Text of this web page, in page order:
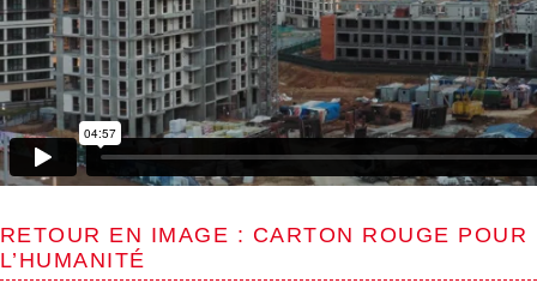
RETOUR EN IMAGE : CARTON ROUGE
L’HUMANITÉ